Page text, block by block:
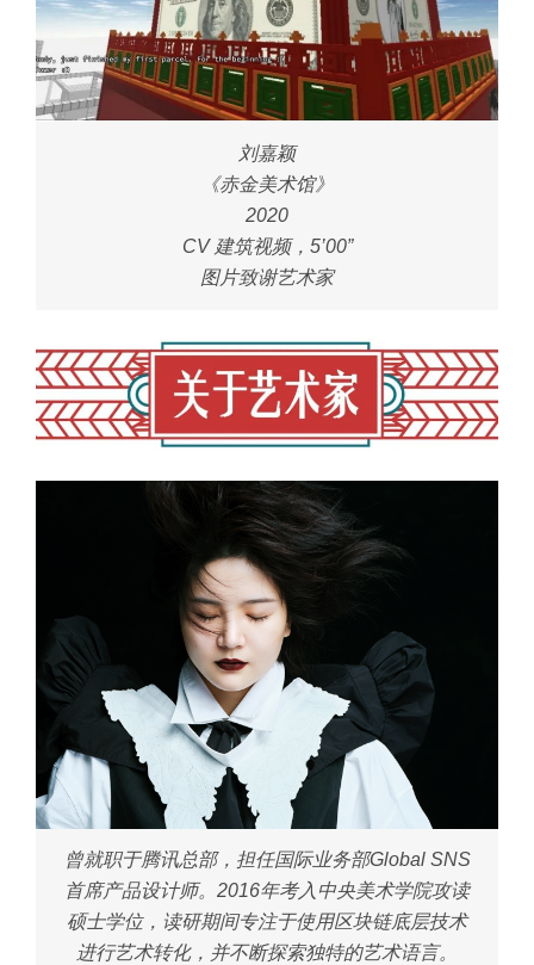
刘嘉颖
《赤金美术馆》
2020
CV 建筑视频，5’00”
图片致谢艺术家
曾就职于腾讯总部，担任国际业务部Global SNS
首席产品设计师。2016年考入中央美术学院攻读
硕士学位，读研期间专注于使用区块链底层技术
进行艺术转化，并不断探索独特的艺术语言。